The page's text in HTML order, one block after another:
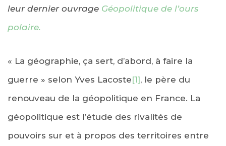
leur dernier ouvrage Géopolitique de l’ours
polaire.
« La géographie, ça sert, d’abord, à faire la
guerre » selon Yves Lacoste[1], le père du
renouveau de la géopolitique en France. La
géopolitique est l’étude des rivalités de
pouvoirs sur et à propos des territoires entre